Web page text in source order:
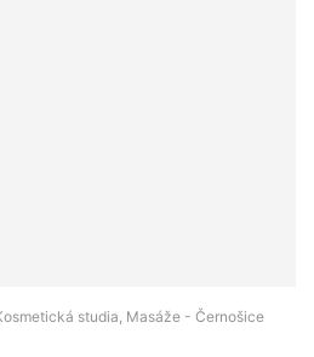
studia, Masáže - Černošice